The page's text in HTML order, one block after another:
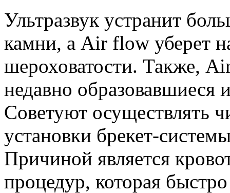
Ультразвук устранит
камни, а Air flow уберет
шероховатости. Также,
недавно образовавшиеся
Советуют осуществлять
установки брекет-
Причиной является
процедур, которая